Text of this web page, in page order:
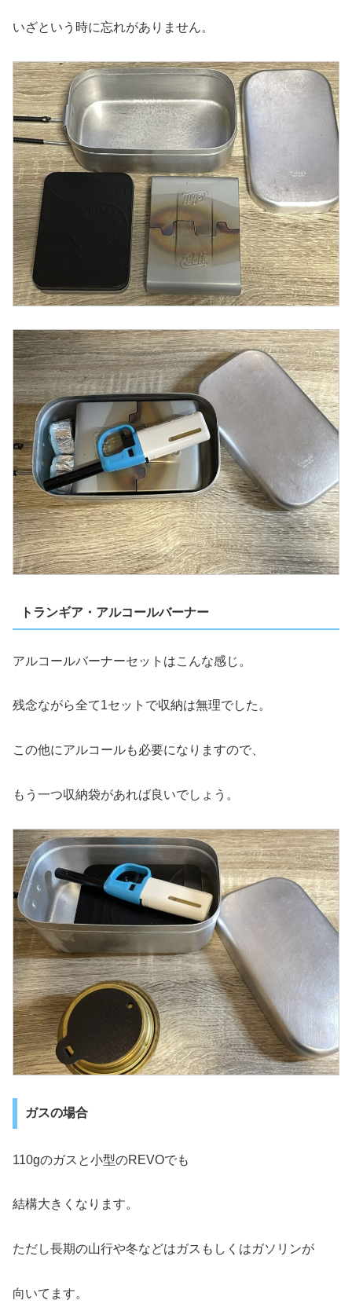
いざという時に忘れがありません。
トランギア・アルコールバーナー
アルコールバーナーセットはこんな感じ。
残念ながら全て1セットで収納は無理でした。
この他にアルコールも必要になりますので、
もう一つ収納袋があれば良いでしょう。
ガスの場合
110gのガスと小型のREVOでも
結構大きくなります。
ただし長期の山行や冬などはガスもしくはガソリンが
向いてます。